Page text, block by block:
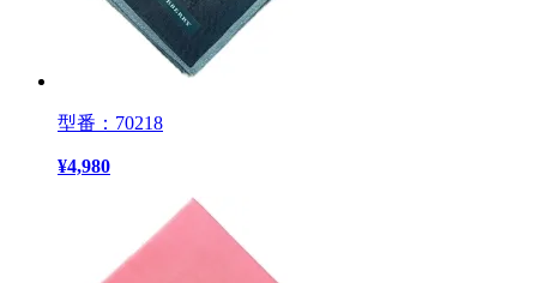
型番：70218
¥4,980